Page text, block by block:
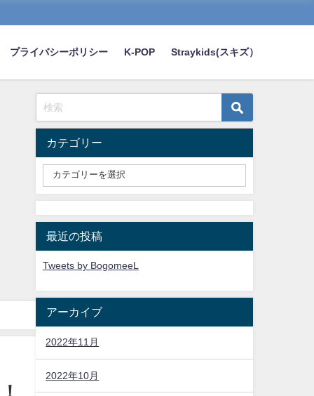
プライバシーポリシー K-POP Straykids(スキズ）
カテゴリー
最近の投稿
Tweets by BogomeeL
アーカイブ
2022年11月
2022年10月